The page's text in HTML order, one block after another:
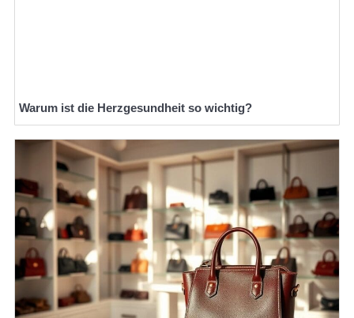
Warum ist die Herzgesundheit so wichtig?